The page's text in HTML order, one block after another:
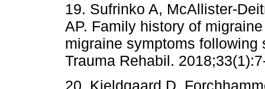
19. Sufrinko A, McAllister-
AP. Family history of
migraine symptoms
Trauma Rehabil.
20. Kjeldgaard D,